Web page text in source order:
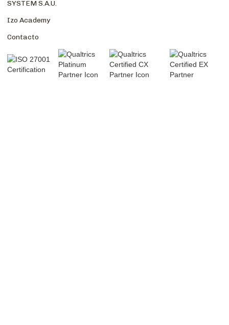
SYSTEM S.A.U.
Izo Academy
Contacto